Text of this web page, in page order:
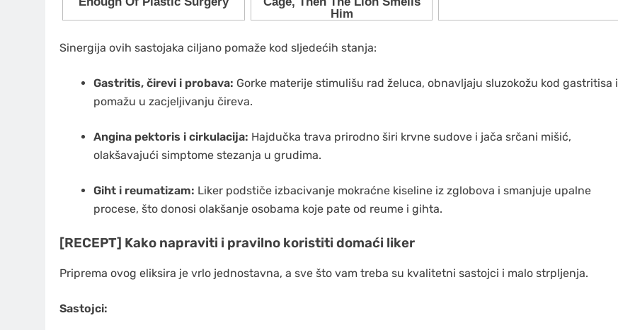
Sinergija ovih sastojaka ciljano pomaže kod sljedećih stanja:
Gastritis, čirevi i probava: Gorke materije stimulišu rad želuca, obnavljaju sluzokožu kod gastritisa i
pomažu u zacjeljivanju čireva.
Angina pektoris i cirkulacija: Hajdučka trava prirodno širi krvne sudove i jača srčani mišić,
olakšavajući simptome stezanja u grudima.
Giht i reumatizam: Liker podstiče izbacivanje mokraćne kiseline iz zglobova i smanjuje upalne
procese, što donosi olakšanje osobama koje pate od reume i gihta.
[RECEPT] Kako napraviti i pravilno koristiti domaći liker
Priprema ovog eliksira je vrlo jednostavna, a sve što vam treba su kvalitetni sastojci i malo strpljenja.
Sastojci: